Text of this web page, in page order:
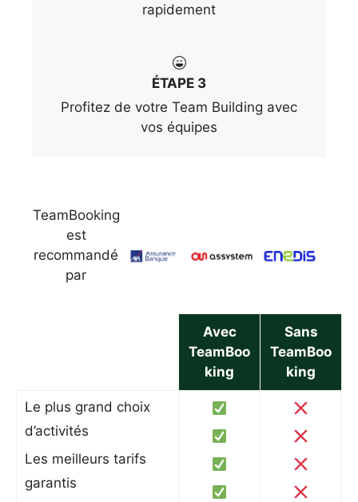
rapidement
ÉTAPE 3
Profitez de votre Team Building avec
vos équipes
TeamBooking
est
recommandé
par
Avec
TeamBoo
king
Sans
TeamBoo
king
Le plus grand choix
d’activités
Les meilleurs tarifs
garantis